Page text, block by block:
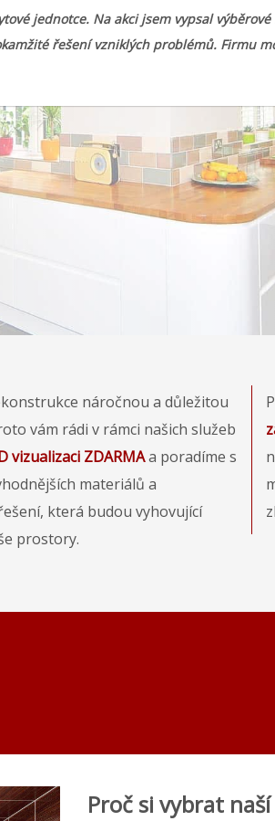
jednotce. Na akci jsem vypsal
řešení vzniklých problémů. Firmu
náročnou a důležitou
vám rádi v rámci našich služeb
vizualizaci ZDARMAa poradíme s
materiálů a
která budou vyhovující
prostory.
Proč si vybrat